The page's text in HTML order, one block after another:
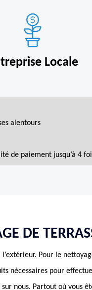
Locale
alentours
de paiement jusqu’à 4
DE
Pour le
nécessaires pour
nous. Partout où vous